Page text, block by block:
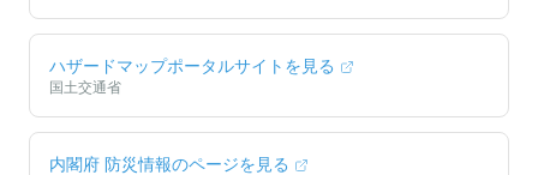
ハザードマップポータルサイトを見る
国土交通省
内閣府 防災情報のページを見る